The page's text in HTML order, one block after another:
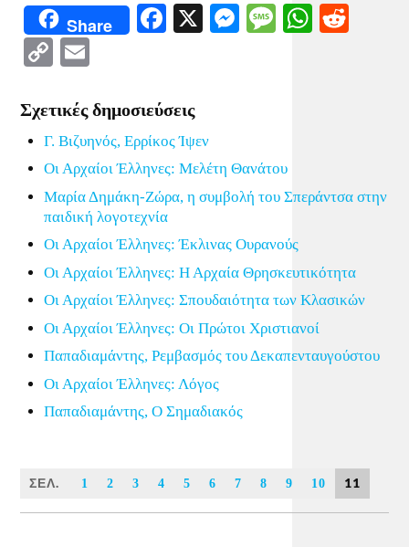
Share Facebook
X Messenger
Message
Copy
Σχετικές δημοσιεύσεις
Γ. Βιζυηνός, Ερρίκος Ίψεν
Οι Αρχαίοι Έλληνες: Μελέτη Θανάτου
Μαρία Δημάκη-Ζώρα, η συμβολή του Σπεράντσα στην
παιδική λογοτεχνία
Οι Αρχαίοι Έλληνες: Έκλινας Ουρανούς
Οι Αρχαίοι Έλληνες: Η Αρχαία Θρησκευτικότητα
Οι Αρχαίοι Έλληνες: Σπουδαιότητα των Κλασικών
Οι Αρχαίοι Έλληνες: Οι Πρώτοι Χριστιανοί
Παπαδιαμάντης, Ρεμβασμός του Δεκαπενταυγούστου
Οι Αρχαίοι Έλληνες: Λόγος
Παπαδιαμάντης, Ο Σημαδιακός
ΣΕΛ. 1 2 3 4 5 6 7 8 9 10 11